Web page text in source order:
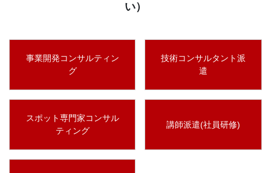
い）
事業開発コンサルティン
グ
技術コンサルタント派
遣
スポット専門家コンサル
ティング
講師派遣(社員研修)